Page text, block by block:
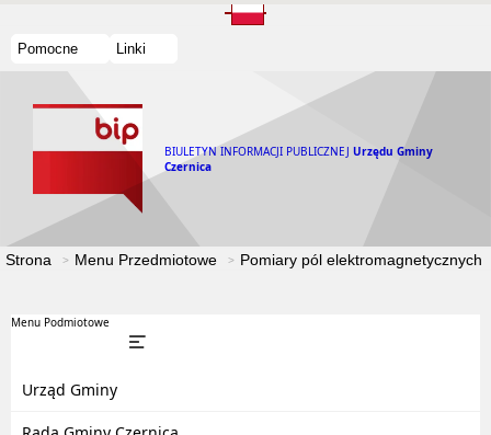
Pomocne Linki
BIULETYN INFORMACJI PUBLICZNEJ Urzędu Gminy
Czernica
Strona Menu Przedmiotowe Pomiary pól elektromagnetycznych
Menu Podmiotowe
Urząd Gminy